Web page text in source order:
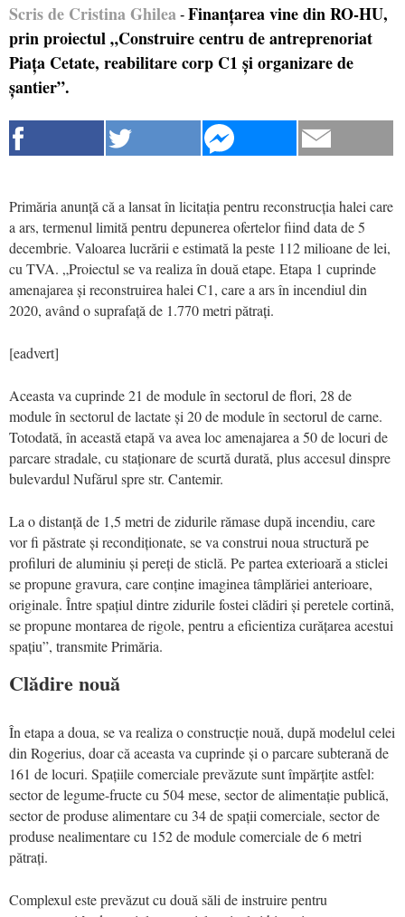
Scris de Cristina Ghilea - Finanțarea vine din RO-HU,
prin proiectul „Construire centru de antreprenoriat
Piața Cetate, reabilitare corp C1 și organizare de
șantier”.
Primăria anunță că a lansat în licitația pentru reconstrucția halei care
a ars, termenul limită pentru depunerea ofertelor fiind data de 5
decembrie. Valoarea lucrării e estimată la peste 112 milioane de lei,
cu TVA. „Proiectul se va realiza în două etape. Etapa 1 cuprinde
amenajarea și reconstruirea halei C1, care a ars în incendiul din
2020, având o suprafață de 1.770 metri pătrați.
[eadvert]
Aceasta va cuprinde 21 de module în sectorul de flori, 28 de
module în sectorul de lactate și 20 de module în sectorul de carne.
Totodată, în această etapă va avea loc amenajarea a 50 de locuri de
parcare stradale, cu staționare de scurtă durată, plus accesul dinspre
bulevardul Nufărul spre str. Cantemir.
La o distanță de 1,5 metri de zidurile rămase după incendiu, care
vor fi păstrate și recondiționate, se va construi noua structură pe
profiluri de aluminiu și pereți de sticlă. Pe partea exterioară a sticlei
se propune gravura, care conține imaginea tâmplăriei anterioare,
originale. Între spațiul dintre zidurile fostei clădiri și peretele cortină,
se propune montarea de rigole, pentru a eficientiza curățarea acestui
spațiu”, transmite Primăria.
Clădire nouă
În etapa a doua, se va realiza o construcție nouă, după modelul celei
din Rogerius, doar că aceasta va cuprinde și o parcare subterană de
161 de locuri. Spațiile comerciale prevăzute sunt împărțite astfel:
sector de legume-fructe cu 504 mese, sector de alimentație publică,
sector de produse alimentare cu 34 de spații comerciale, sector de
produse nealimentare cu 152 de module comerciale de 6 metri
pătrați.
Complexul este prevăzut cu două săli de instruire pentru